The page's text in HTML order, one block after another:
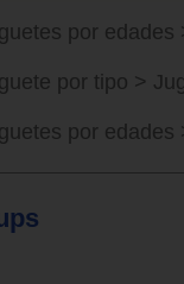
por edades
por tipo >
por edades